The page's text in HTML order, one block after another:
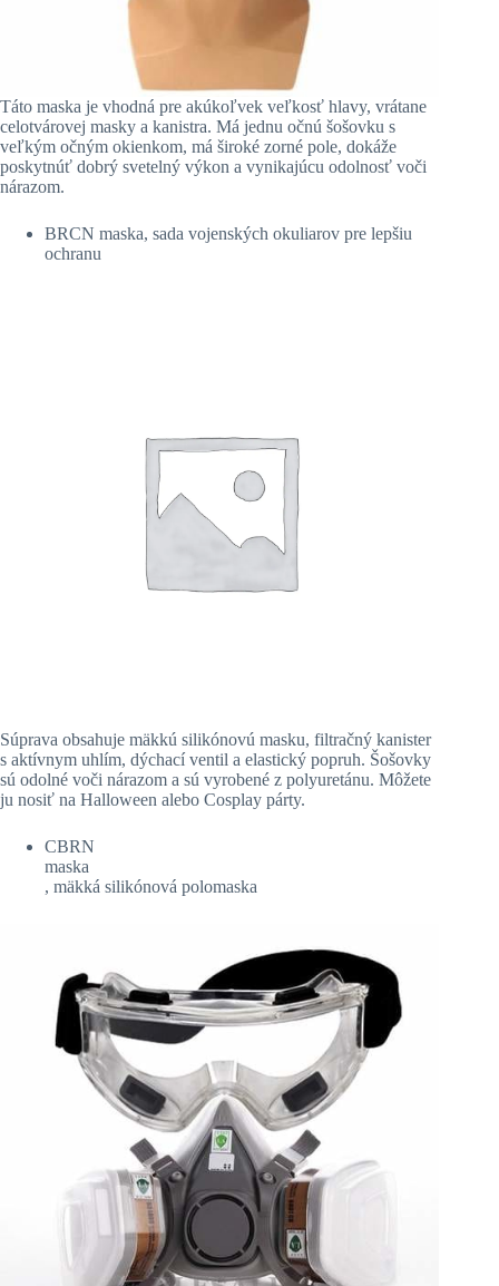
Táto maska je vhodná pre akúkoľvek veľkosť hlavy, vrátane
celotvárovej masky a kanistra. Má jednu očnú šošovku s
veľkým očným okienkom, má široké zorné pole, dokáže
poskytnúť dobrý svetelný výkon a vynikajúcu odolnosť voči
nárazom.
BRCN maska, sada vojenských okuliarov pre lepšiu
ochranu
Súprava obsahuje mäkkú silikónovú masku, filtračný kanister
s aktívnym uhlím, dýchací ventil a elastický popruh. Šošovky
sú odolné voči nárazom a sú vyrobené z polyuretánu. Môžete
ju nosiť na Halloween alebo Cosplay párty.
CBRN
maska
, mäkká silikónová polomaska